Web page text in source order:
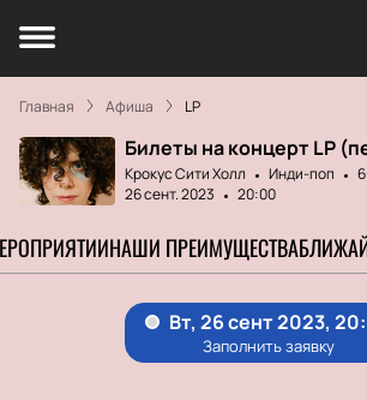
Главная Афиша LP
Билеты на концерт LP
Крокус Сити Холл Инди-поп
26 сент. 2023
20:00
НАШИ ПРЕИМУЩЕСТВА